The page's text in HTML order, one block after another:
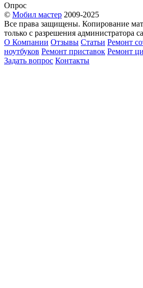
Опрос
© Мобил мастер 2009-2025
Все права защищены. Копирование
только с разрешения администратора
О Компании Отзывы Статьи Ремонт
ноутбуков Ремонт приставок Ремонт
Задать вопрос Контакты